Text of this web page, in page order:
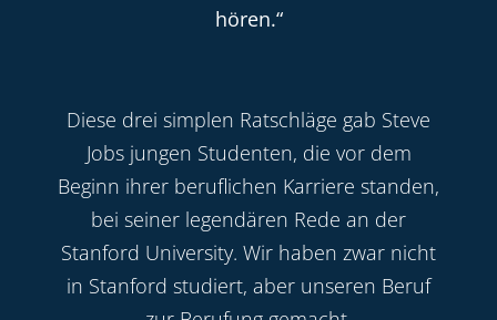
hören.“
Diese drei simplen Ratschläge gab Steve
Jobs jungen Studenten, die vor dem
Beginn ihrer beruflichen Karriere standen,
bei seiner legendären Rede an der
Stanford University. Wir haben zwar nicht
in Stanford studiert, aber unseren Beruf